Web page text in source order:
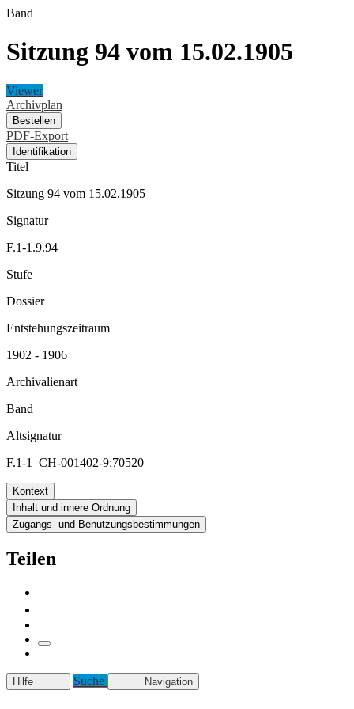
Band
Sitzung 94 vom 15.02.1905
Viewer
Archivplan
Bestellen
PDF-Export
Identifikation
Titel
Sitzung 94 vom 15.02.1905
Signatur
F.1-1.9.94
Stufe
Dossier
Entstehungszeitraum
1902 - 1906
Archivalienart
Band
Altsignatur
F.1-1_CH-001402-9:70520
Kontext
Inhalt und innere Ordnung
Zugangs- und Benutzungsbestimmungen
Teilen
Hilfe Suche Navigation